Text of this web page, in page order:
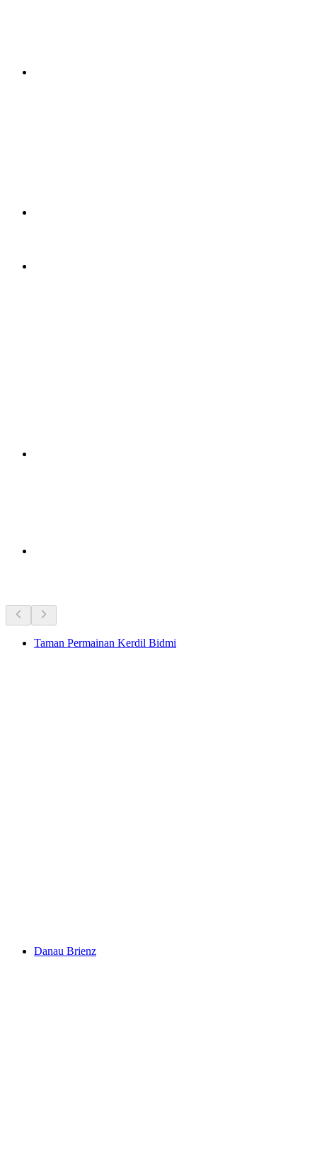
Taman Permainan Kerdil Bidmi
Danau Brienz